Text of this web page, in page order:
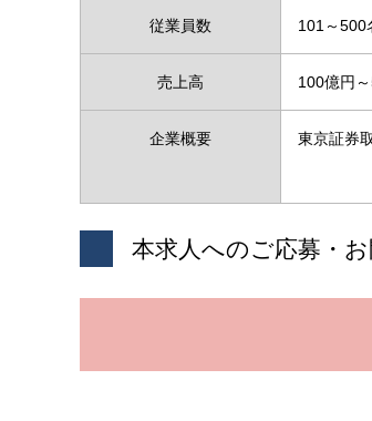
従業員数 101～500
売上高 100億円
企業概要 東京証券
本求人へのご応募・